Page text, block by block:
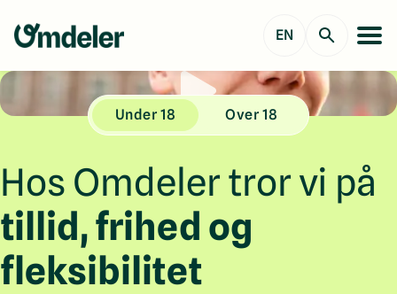
EN
Under 18 Over 18
Hos Omdeler tror vi på
tillid, frihed og
fleksibilitet